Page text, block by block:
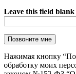
Leave this field blank
Нажимая кнопку
обработку моих